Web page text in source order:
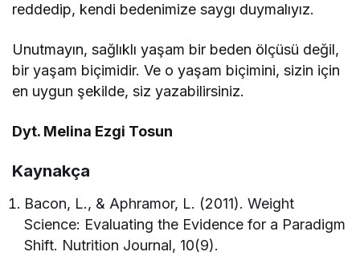
reddedip, kendi bedenimize saygı duymalıyız.
Unutmayın, sağlıklı yaşam bir beden ölçüsü değil,
bir yaşam biçimidir. Ve o yaşam biçimini, sizin için
en uygun şekilde, siz yazabilirsiniz.
Dyt. Melina Ezgi Tosun
Kaynakça
Bacon, L., & Aphramor, L. (2011). Weight
Science: Evaluating the Evidence for a Paradigm
Shift. Nutrition Journal, 10(9).